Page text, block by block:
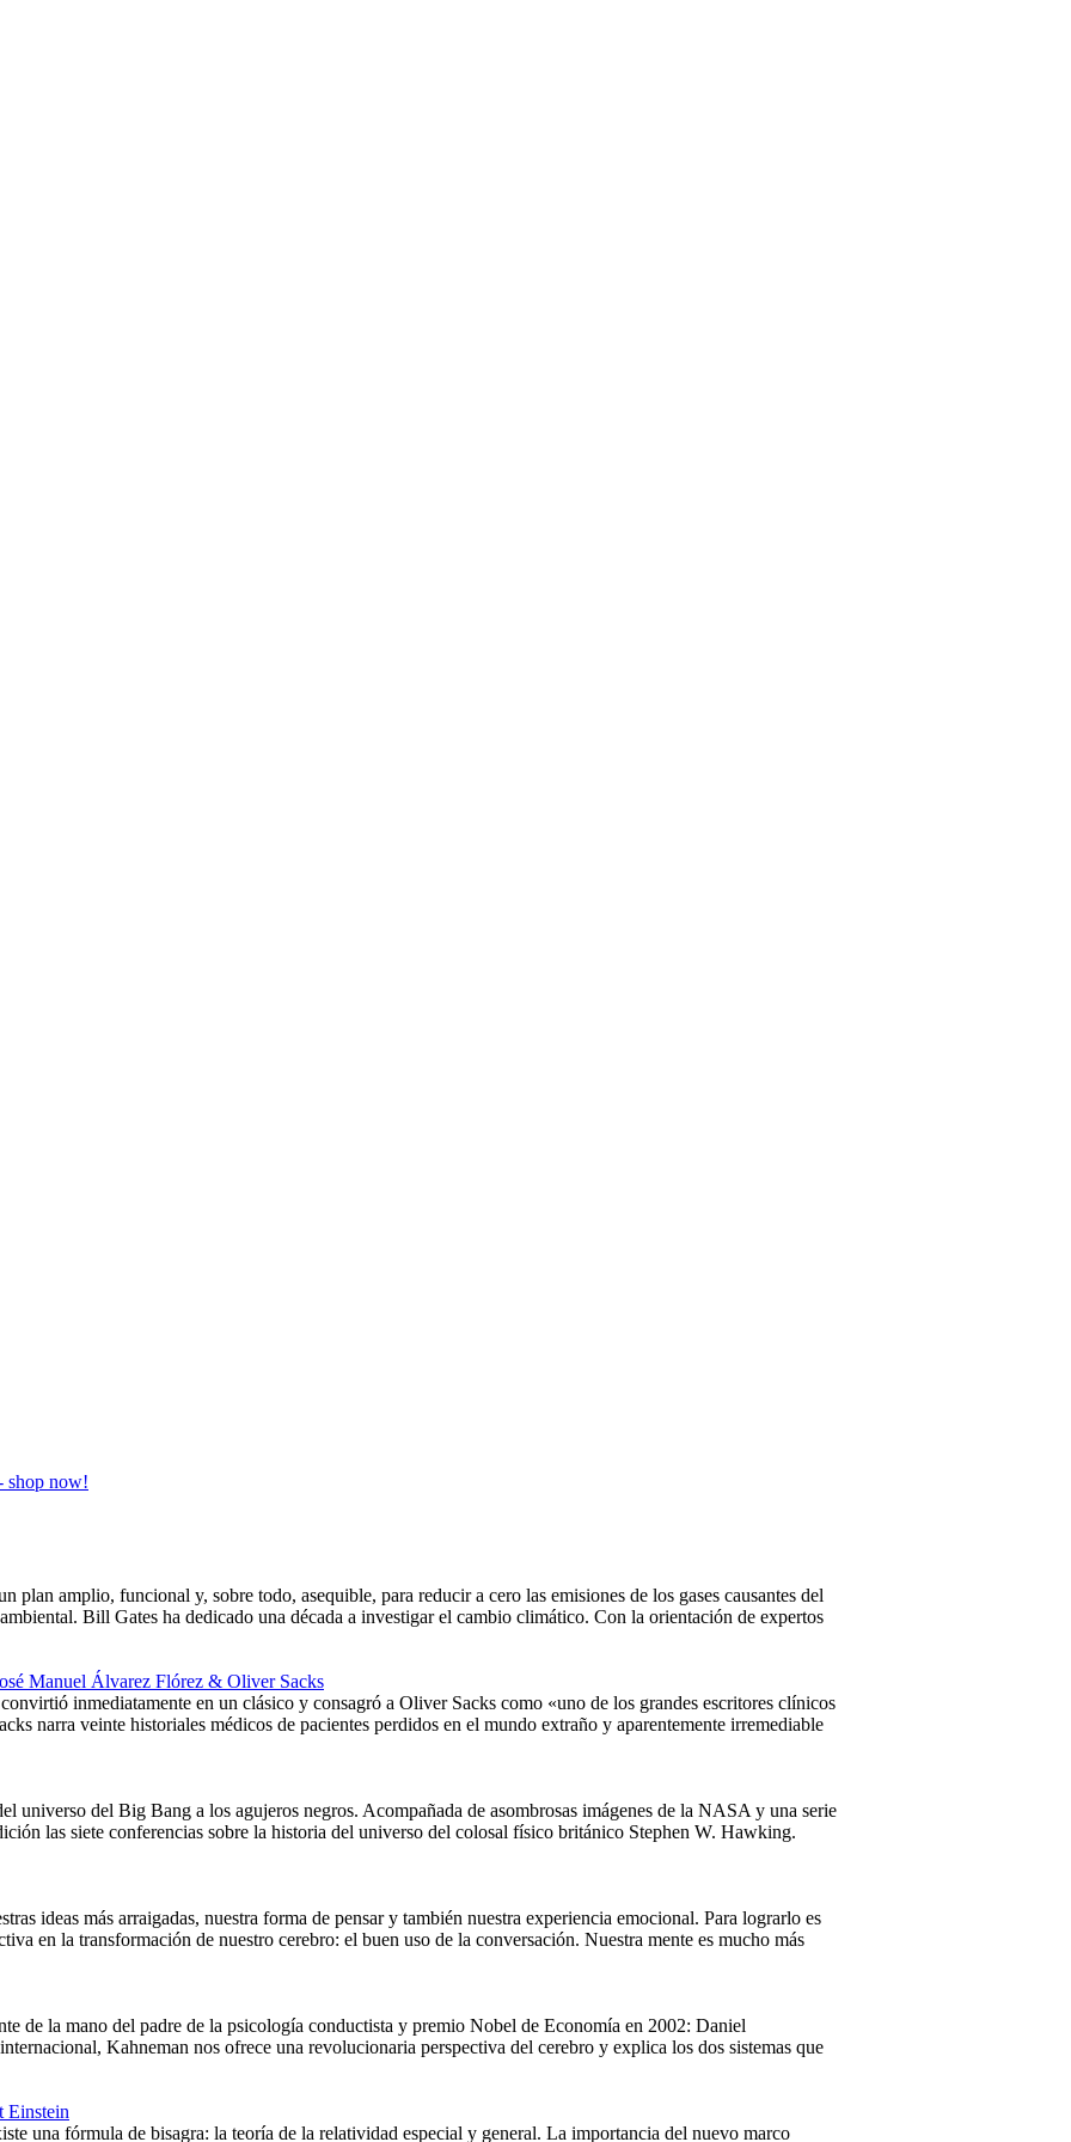
plan amplio, funcional y, sobre todo, asequible, para reducir a cero las emisiones de los gases causantes del
Bill Gates ha dedicado una década a investigar el cambio climático. Con la orientación de expertos
Manuel Álvarez Flórez & Oliver Sacks
inmediatamente en un clásico y consagró a Oliver Sacks como «uno de los grandes escritores clínicos
narra veinte historiales médicos de pacientes perdidos en el mundo extraño y aparentemente irremediable
universo del Big Bang a los agujeros negros. Acompañada de asombrosas imágenes de la NASA y una serie
las siete conferencias sobre la historia del universo del colosal físico británico Stephen W. Hawking.
ideas más arraigadas, nuestra forma de pensar y también nuestra experiencia emocional. Para lograrlo es
en la transformación de nuestro cerebro: el buen uso de la conversación. Nuestra mente es mucho más
de la mano del padre de la psicología conductista y premio Nobel de Economía en 2002: Daniel
Kahneman nos ofrece una revolucionaria perspectiva del cerebro y explica los dos sistemas que
Einstein
una fórmula de bisagra: la teoría de la relatividad especial y general. La importancia del nuevo marco